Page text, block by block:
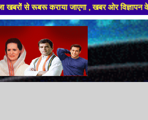
जाएगा , खबर ओर विज्ञापन के लिए संपर्क